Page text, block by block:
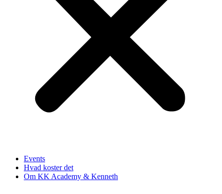
Events
Hvad koster det
Om KK Academy & Kenneth